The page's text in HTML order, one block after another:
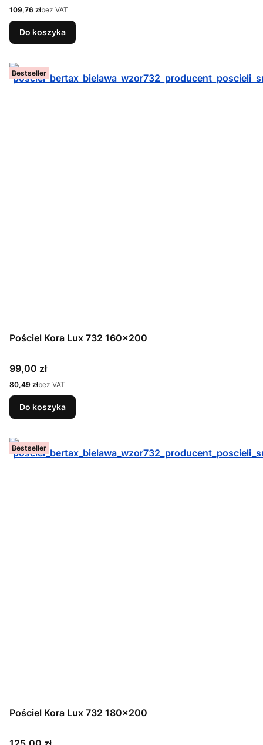
Cena
109,76 złbez VAT
Do koszyka
Bestseller
Pościel Kora Lux 732 160x200
Cena
99,00 zł
Cena
80,49 złbez VAT
Do koszyka
Bestseller
Pościel Kora Lux 732 180x200
Cena